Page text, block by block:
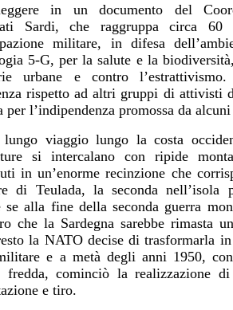
in un documento del
Sardi, che raggruppa circa 60
militare, in difesa
5-G, per la salute e la
urbane e contro
rispetto ad altri gruppi di attivisti
per l’indipendenza promossa da
viaggio lungo la costa
si intercalano con ripide
in un’enorme recinzione che
di Teulada, la seconda nell’isola
se alla fine della seconda guerra
che la Sardegna sarebbe rimasta
la NATO decise di trasformarla in
e a metà degli anni 1950,
fredda, cominciò la realizzazione
e tiro.